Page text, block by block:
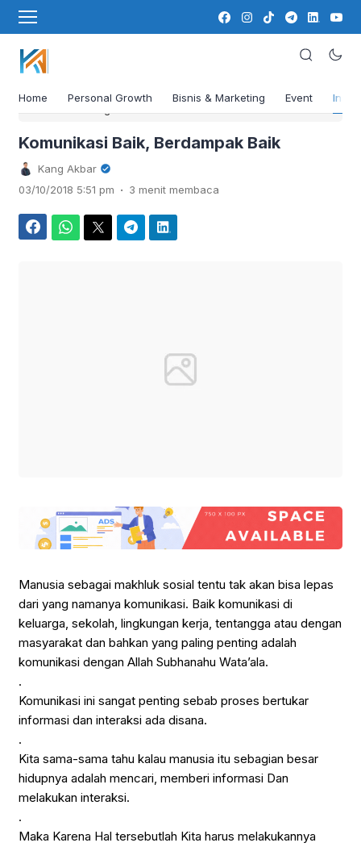
Home Personal Growth Bisnis & Marketing Event
Komunikasi Baik, Berdampak Baik
Kang Akbar
03/10/2018 5:51 pm . 3 menit membaca
Manusia sebagai makhluk sosial tentu tak akan bisa lepas
dari yang namanya komunikasi. Baik komunikasi di
keluarga, sekolah, lingkungan kerja, tentangga atau dengan
masyarakat dan bahkan yang paling penting adalah
komunikasi dengan Allah Subhanahu Wata’ala.
.
Komunikasi ini sangat penting sebab proses bertukar
informasi dan interaksi ada disana.
.
Kita sama-sama tahu kalau manusia itu sebagian besar
hidupnya adalah mencari, memberi informasi Dan
melakukan interaksi.
.
Maka Karena Hal tersebutlah Kita harus melakukannya